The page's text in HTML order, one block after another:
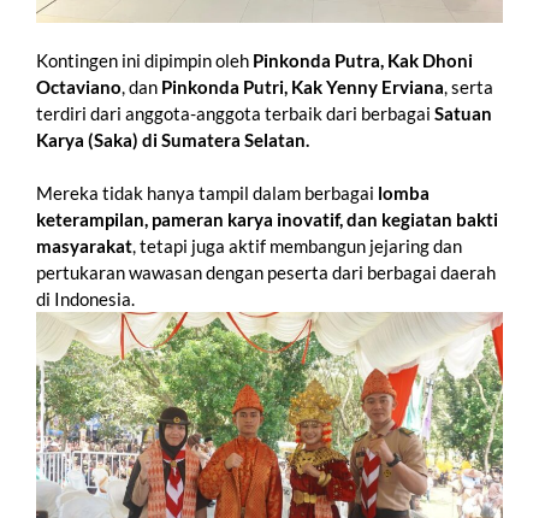
Kontingen ini dipimpin oleh Pinkonda Putra, Kak Dhoni
Octaviano, dan Pinkonda Putri, Kak Yenny Erviana, serta
terdiri dari anggota-anggota terbaik dari berbagai Satuan
Karya (Saka) di Sumatera Selatan.
Mereka tidak hanya tampil dalam berbagai lomba
keterampilan, pameran karya inovatif, dan kegiatan bakti
masyarakat, tetapi juga aktif membangun jejaring dan
pertukaran wawasan dengan peserta dari berbagai daerah
di Indonesia.